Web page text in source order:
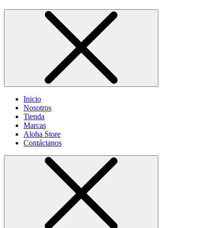
Inicio
Nosotros
Tienda
Marcas
Aloha Store
Contáctanos